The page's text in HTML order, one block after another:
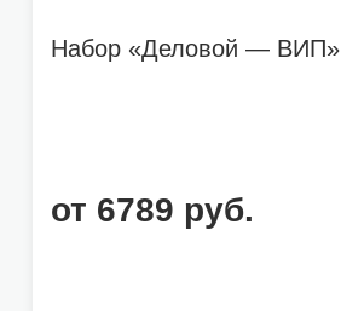
Набор «Деловой — ВИП»
от 6789 руб.